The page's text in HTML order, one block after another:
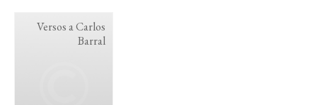
Versos a Carlos
Barral